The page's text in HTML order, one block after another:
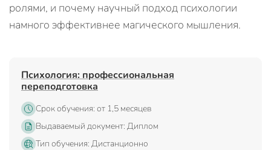
ролями, и почему научный подход психологии
намного эффективнее магического мышления.
Психология: профессиональная
переподготовка
Срок обучения: от 1,5 месяцев
Выдаваемый документ: Диплом
Тип обучения: Дистанционно